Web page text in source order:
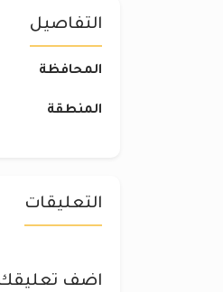
التفاصيل
المحافظة
المنطقة
التعليقات
اضف